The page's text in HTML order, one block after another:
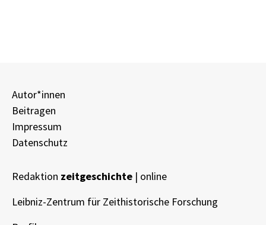
Autor*innen
Beitragen
Impressum
Datenschutz
Redaktion zeitgeschichte | online
Leibniz-Zentrum für Zeithistorische Forschung